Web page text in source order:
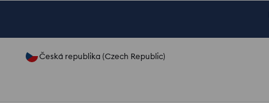
Česká republika (Czech Republic)